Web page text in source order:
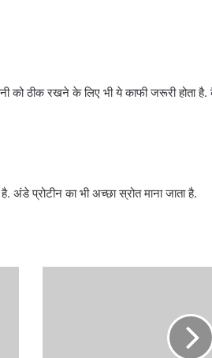
को ठीक रखने के लिए भी ये काफी जरूरी होता
प्रोटीन का भी अच्छा स्रोत माना जाता है.